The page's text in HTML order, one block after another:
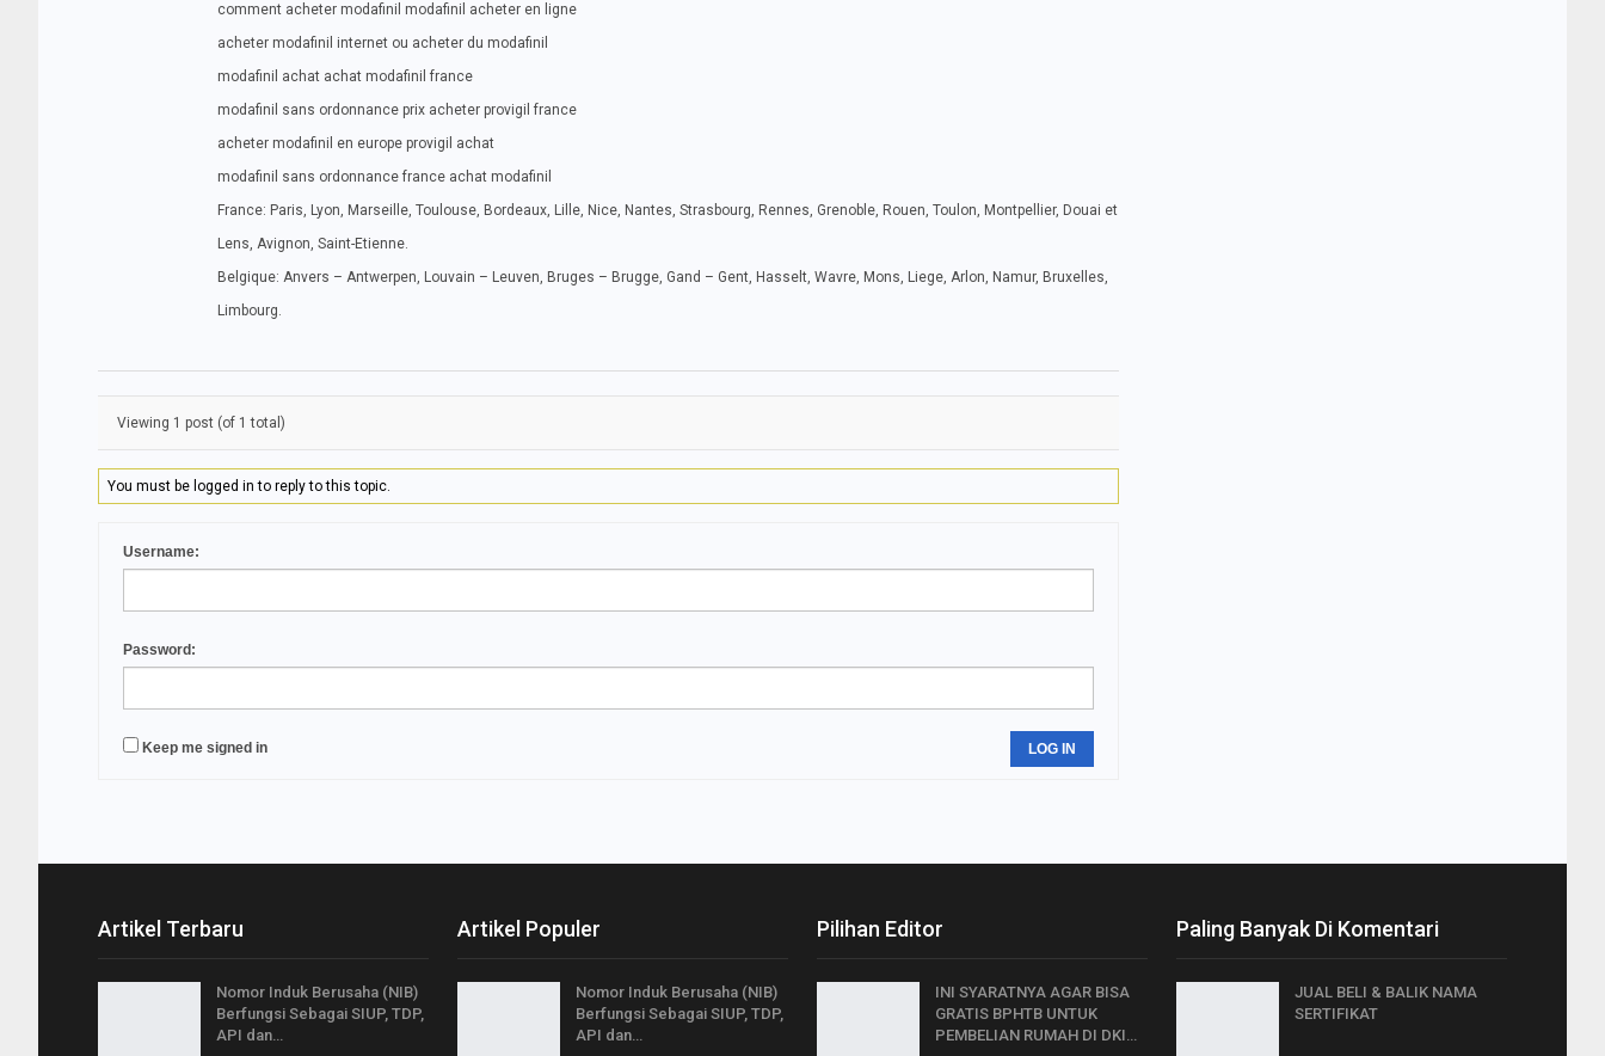
comment acheter modafinil modafinil acheter en ligne
acheter modafinil internet ou acheter du modafinil
modafinil achat achat modafinil france
modafinil sans ordonnance prix acheter provigil france
acheter modafinil en europe provigil achat
modafinil sans ordonnance france achat modafinil
France: Paris, Lyon, Marseille, Toulouse, Bordeaux, Lille, Nice, Nantes, Strasbourg, Rennes, Grenoble, Rouen, Toulon, Montpellier, Douai et
Lens, Avignon, Saint-Etienne.
Belgique: Anvers – Antwerpen, Louvain – Leuven, Bruges – Brugge, Gand – Gent, Hasselt, Wavre, Mons, Liege, Arlon, Namur, Bruxelles,
Limbourg.
Viewing 1 post (of 1 total)
You must be logged in to reply to this topic.
Username:
Password:
Keep me signed in LOG IN
Artikel Terbaru
Nomor Induk Berusaha (NIB)
Berfungsi Sebagai SIUP, TDP,
API dan…
Artikel Populer
Nomor Induk Berusaha (NIB)
Berfungsi Sebagai SIUP, TDP,
API dan…
Pilihan Editor
INI SYARATNYA AGAR BISA
GRATIS BPHTB UNTUK
PEMBELIAN RUMAH DI DKI…
Paling Banyak Di Komentari
JUAL BELI & BALIK NAMA
SERTIFIKAT